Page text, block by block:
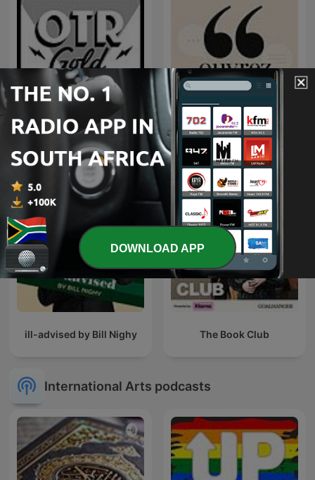
The Adventures of Paul
Temple | Old Time Radio
Ouvrez les guillemets
ill-advised by Bill Nighy The Book Club
International Arts podcasts
DOWNLOAD APP